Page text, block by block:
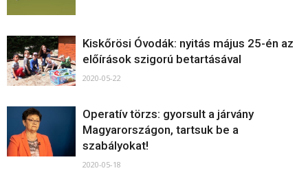
Kiskőrösi Óvodák: nyitás május 25-én az
előírások szigorú betartásával
2020-05-22
Operatív törzs: gyorsult a járvány
Magyarországon, tartsuk be a
szabályokat!
2020-05-18